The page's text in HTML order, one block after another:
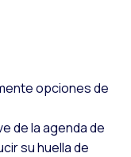
opciones de
de la agenda de
su huella de